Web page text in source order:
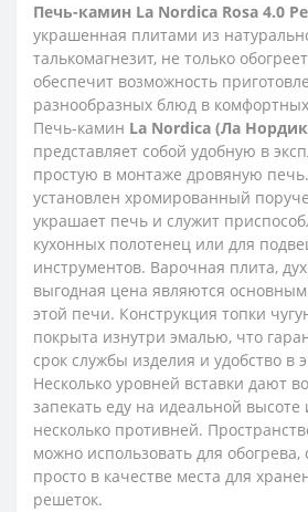
Печь-камин La Nordica Rosa 4.0
украшенная плитами из
талькомагнезит, не только
обеспечит возможность
разнообразных блюд в
Печь-камин La Nordica (Ла
представляет собой удобную в
простую в монтаже дровяную
установлен хромированный
украшает печь и служит
кухонных полотенец или для
инструментов. Варочная плита,
выгодная цена являются
этой печи. Конструкция топки
покрыта изнутри эмалью, что
срок службы изделия и удобство в
Несколько уровней вставки дают
запекать еду на идеальной высоте
несколько противней.
можно использовать для
просто в качестве места для
решеток.